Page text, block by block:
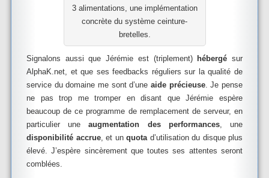
3 alimentations, une implémentation
concrète du système ceinture-
bretelles.
Signalons aussi que Jérémie est (triplement) hébergé sur
AlphaK.net, et que ses feedbacks réguliers sur la qualité de
service du domaine me sont d’une aide précieuse. Je pense
ne pas trop me tromper en disant que Jérémie espère
beaucoup de ce programme de remplacement de serveur, en
particulier uneaugmentation des performances, une
disponibilité accrue, et un quota d’utilisation du disque plus
élevé. J’espère sincèrement que toutes ses attentes seront
comblées.